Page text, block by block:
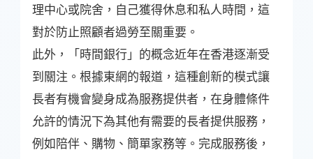
理中心或院舍，自己獲得休息和私人時間，這
對於防止照顧者過勞至關重要。
此外，「時間銀行」的概念近年在香港逐漸受
到關注。根據東網的報道，這種創新的模式讓
長者有機會變身成為服務提供者，在身體條件
允許的情況下為其他有需要的長者提供服務，
例如陪伴、購物、簡單家務等。完成服務後，